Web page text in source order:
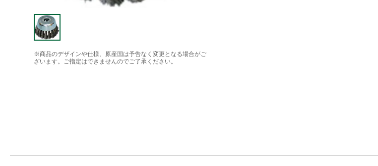
※商品のデザインや仕様、原産国は予告なく変更となる場合がご
ざいます。ご指定はできませんのでご了承ください。